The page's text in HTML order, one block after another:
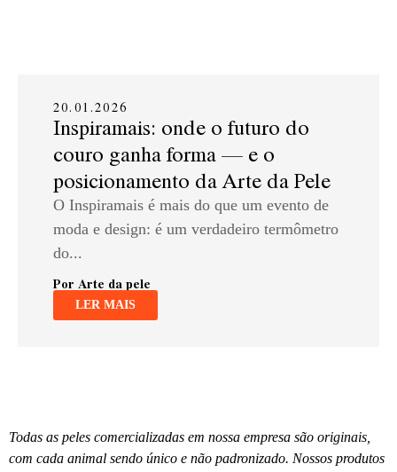
20.01.2026
Inspiramais: onde o futuro do
couro ganha forma — e o
posicionamento da Arte da Pele
O Inspiramais é mais do que um evento de
moda e design: é um verdadeiro termômetro
do...
Por Arte da pele
LER MAIS
Todas as peles comercializadas em nossa empresa são originais,
com cada animal sendo único e não padronizado. Nossos produtos